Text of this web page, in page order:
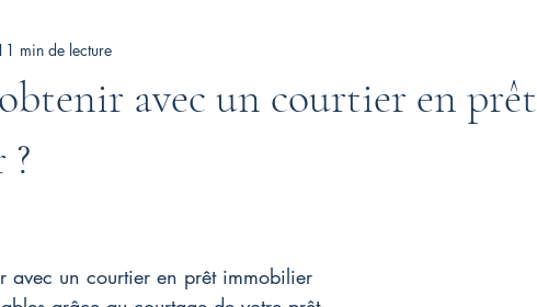
avec un courtier en prêt
min de lecture
avec un courtier en prêt immobilier